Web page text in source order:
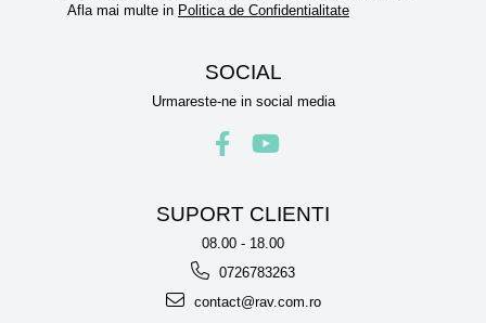
Afla mai multe in Politica de Confidentialitate
SOCIAL
Urmareste-ne in social media
SUPORT CLIENTI
08.00 - 18.00
0726783263
contact@rav.com.ro